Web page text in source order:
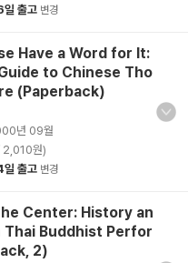
출고 변경
Have a Word for It:
to Chinese Tho
(Paperback)
년 09월
2,010원)
출고 변경
Center: History an
Buddhist Perfor
2)